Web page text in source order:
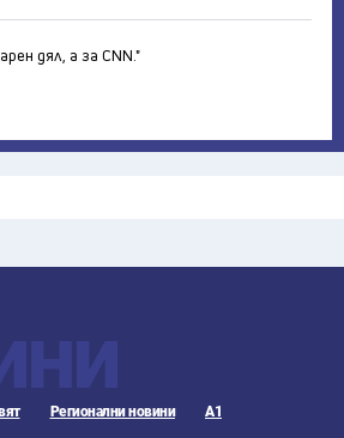
дял, а за CNN."
Регионални новини А1